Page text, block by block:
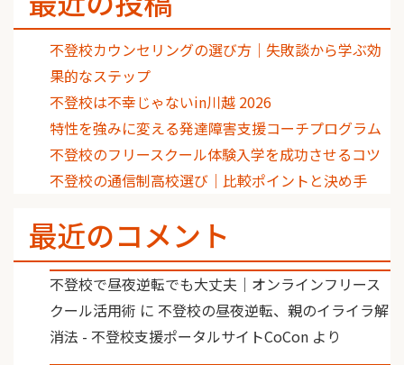
不登校カウンセリングの選び方｜失敗談から学ぶ効
果的なステップ
不登校は不幸じゃないin川越 2026
特性を強みに変える発達障害支援コーチプログラム
不登校のフリースクール体験入学を成功させるコツ
不登校の通信制高校選び｜比較ポイントと決め手
最近のコメント
不登校で昼夜逆転でも大丈夫｜オンラインフリース
クール活用術 に 不登校の昼夜逆転、親のイライラ解
消法 - 不登校支援ポータルサイトCoCon より